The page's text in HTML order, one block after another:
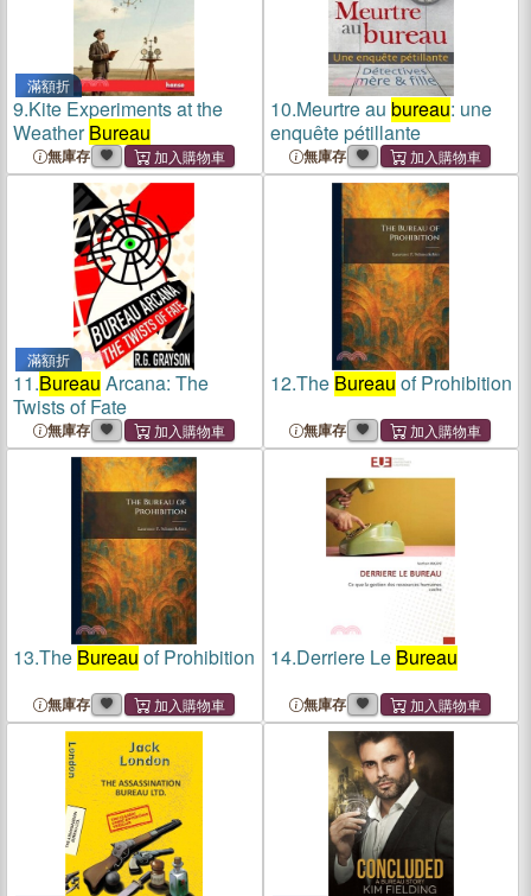
滿額折
9.Kite Experiments at the
WeatherBureau
無庫存
10.Meurtre au bureau: une
enquête pétillante
無庫存
滿額折
11.Bureau Arcana: The
Twists of Fate
無庫存
12.The Bureau of Prohibition
無庫存
13.The Bureau of Prohibition
無庫存
14.Derriere Le Bureau
無庫存